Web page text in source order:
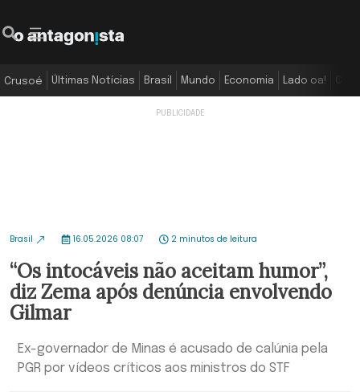
Crusoé Últimas Notícias Brasil Mundo Economia Lado oa!
Brasil 16.05.2026 08:07 2 minutos de leitura
“Os intocáveis não aceitam humor”,
diz Zema após denúncia envolvendo
Gilmar
Ex-governador de Minas é acusado de calúnia pela
PGR por vídeos críticos aos ministros do STF